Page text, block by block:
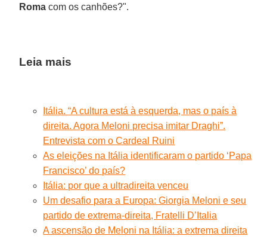
Roma com os canhões?".
Leia mais
Itália. “A cultura está à esquerda, mas o país à
direita. Agora Meloni precisa imitar Draghi”.
Entrevista com o Cardeal Ruini
As eleições na Itália identificaram o partido ‘Papa
Francisco’ do país?
Itália: por que a ultradireita venceu
Um desafio para a Europa: Giorgia Meloni e seu
partido de extrema-direita, Fratelli D’Italia
A ascensão de Meloni na Itália: a extrema direita